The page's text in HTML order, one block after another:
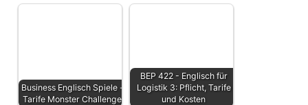
Business Englisch Spiele -
Tarife Monster Challenge
BEP 422 - Englisch für
Logistik 3: Pflicht, Tarife
und Kosten